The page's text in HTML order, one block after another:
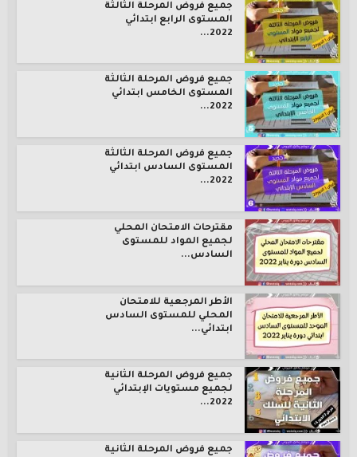
جميع فروض المرحلة الثالثة
المستوى الرابع ابتدائي
2022...
جميع فروض المرحلة الثالثة
المستوى الخامس ابتدائي
2022...
جميع فروض المرحلة الثالثة
المستوى السادس ابتدائي
2022...
مقترحات الامتحان المحلي
لجميع المواد للمستوى
السادس...
الأطر المرجعية للامتحان
المحلي للمستوى السادس
ابتدائي...
جميع فروض المرحلة الثانية
لجميع مستويات الإبتدائي
2022...
جميع فروض المرحلة الثانية